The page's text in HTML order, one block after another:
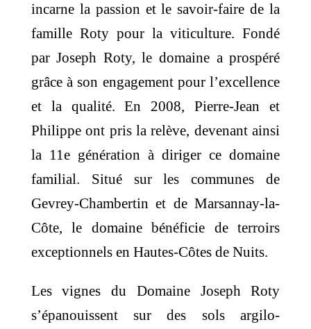
incarne la passion et le savoir-faire de la
famille Roty pour la viticulture. Fondé
par Joseph Roty, le domaine a prospéré
grâce à son engagement pour l’excellence
et la qualité. En 2008, Pierre-Jean et
Philippe ont pris la relève, devenant ainsi
la 11e génération à diriger ce domaine
familial. Situé sur les communes de
Gevrey-Chambertin et de Marsannay-la-
Côte, le domaine bénéficie de terroirs
exceptionnels en Hautes-Côtes de Nuits.
Les vignes du Domaine Joseph Roty
s’épanouissent sur des sols argilo-